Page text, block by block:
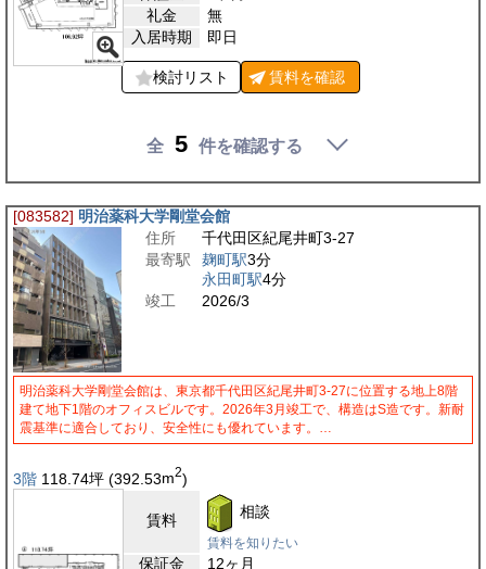
礼金
無
入居時期
即日
検討リスト 賃料を確認
全 5 件を確認する
[083582] 明治薬科大学剛堂会館
住所
千代田区紀尾井町3-27
最寄駅
麹町駅3分
永田町駅4分
竣工
2026/3
明治薬科大学剛堂会館は、東京都千代田区紀尾井町3-27に位置する地上8階
建て地下1階のオフィスビルです。2026年3月竣工で、構造はS造です。新耐
震基準に適合しており、安全性にも優れています。…
3階 118.74坪 (392.53m2)
賃料 相談
賃料を知りたい
保証金
12ヶ月